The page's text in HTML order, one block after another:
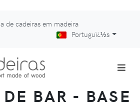
de cadeiras em madeira
Portuguï¿½s
BAR - BASE